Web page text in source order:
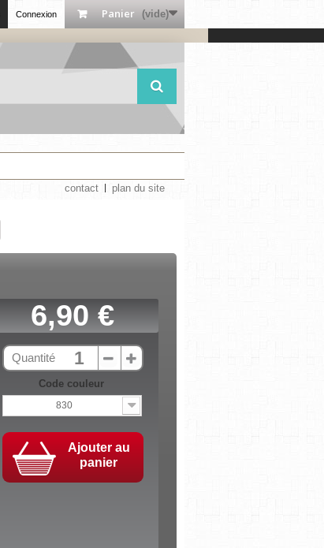
Panier (vide)
Connexion
contact
plan du site
6,90 €
Quantité
Code couleur
830
Ajouter au
panier